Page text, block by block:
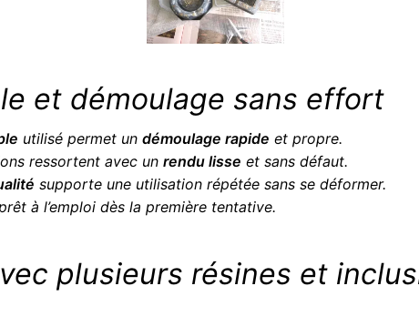
et démoulage sans effort
utilisé permet un démoulage rapide et propre.
ressortent avec un rendu lisse et sans défaut.
supporte une utilisation répétée sans se déformer.
à l’emploi dès la première tentative.
plusieurs résines et